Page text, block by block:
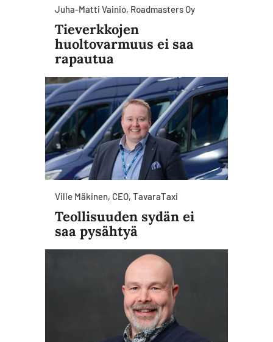
Juha-Matti Vainio, Roadmasters Oy
Tieverkkojen
huoltovarmuus ei saa
rapautua
Ville Mäkinen, CEO, TavaraTaxi
Teollisuuden sydän ei
saa pysähtyä